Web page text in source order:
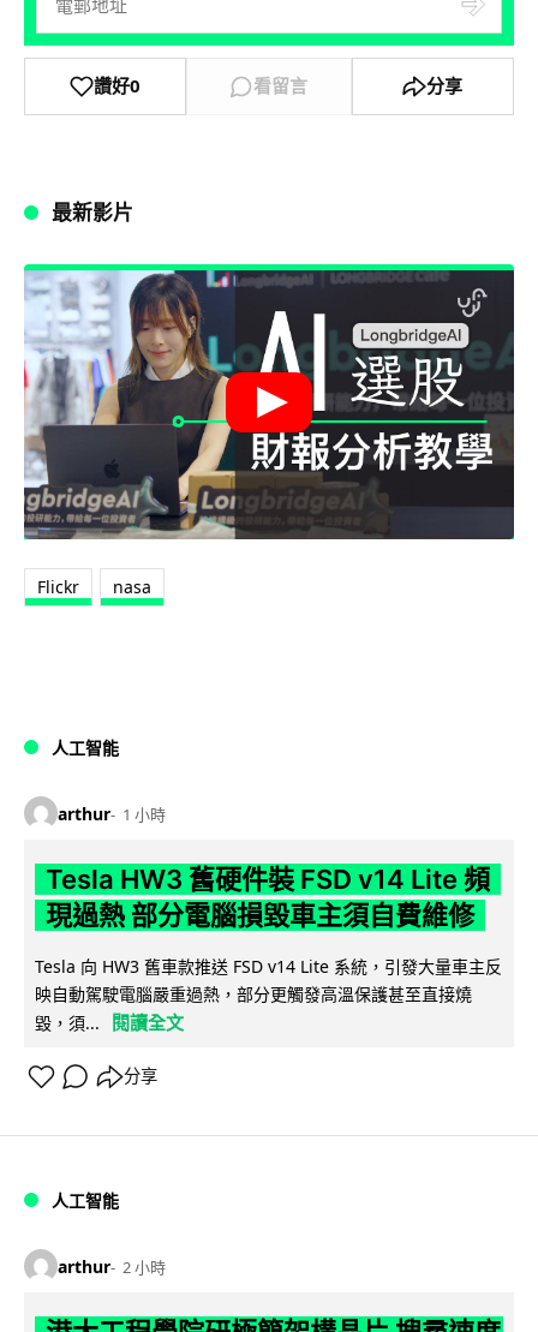
讚好0 看留言 分享
最新影片
Flickr nasa
人工智能
arthur 1 小時
Tesla HW3 舊硬件裝 FSD v14 Lite 頻
現過熱 部分電腦損毀車主須自費維修
Tesla 向 HW3 舊車款推送 FSD v14 Lite 系統，引發大量車主反
映自動駕駛電腦嚴重過熱，部分更觸發高溫保護甚至直接燒
毀，須...
閱讀全文
分享
人工智能
arthur 2 小時